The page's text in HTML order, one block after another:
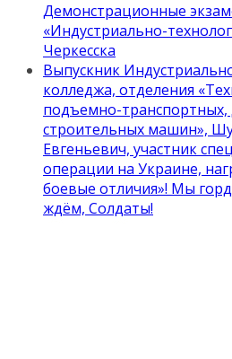
Демонстрационные
«Индустриально-
Черкесска
Выпускник
колледжа, отделения
подъемно-
строительных машин»,
Евгеньевич, участник
операции на Украине,
боевые отличия»! Мы
ждём, Солдаты!